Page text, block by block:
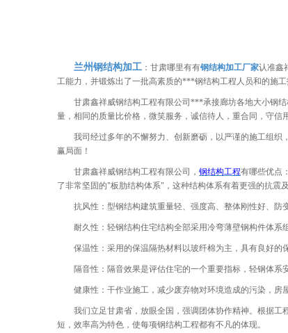
兰州钢结构加工 ：甘肃哪里有有钢结构加工厂家认准鑫
工能力，并锻炼出了一批高素质的***钢结构工程人员和的施
甘肃鑫祥威钢结构工程有限公司***承接廊坊各地大小钢
量，相同的质量比价格，微笑服务，诚信待人，重合同，守信用
我司经过多年的不懈努力、创新磨砺，以严谨的施工组
赢局面！
甘肃鑫祥威钢结构工程有限公司， 钢结构工程有哪些优点
了非常坚固的"板肋结构体系" ，这种结构体系有着更强的抗震
抗风性：型钢结构建筑重量轻、强度高、整体刚性好、
耐久性：轻钢结构住宅结构全部采用冷弯薄壁钢构件体
保温性：采用的保温隔热材料以玻纤棉为主，具有良好
隔音性：隔音效果是评估住宅的一个重要指标，轻钢体
健康性：干作业施工，减少废弃物对环境造成的污染，房
我们立足甘肃省，放眼全国，强调团体协作精神。根据
短，效率高为特色，使每项钢结构工程都有不凡的体现。